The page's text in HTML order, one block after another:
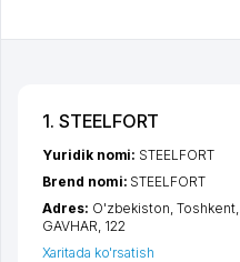
1. STEELFORT
Yuridik nomi: STEELFORT
Brend nomi: STEELFORT
Adres: O'zbekiston,Toshkent,
GAVHAR, 122
Xaritada ko'rsatish